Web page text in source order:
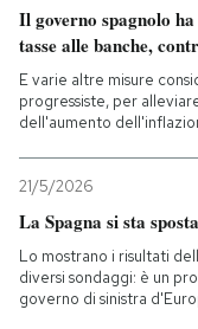
Il governo spagnolo
tasse alle banche,
E varie altre misure
progressiste, per
dell'aumento
21/5/2026
La Spagna si sta
Lo mostrano i risultati
diversi sondaggi: è un
governo di sinistra